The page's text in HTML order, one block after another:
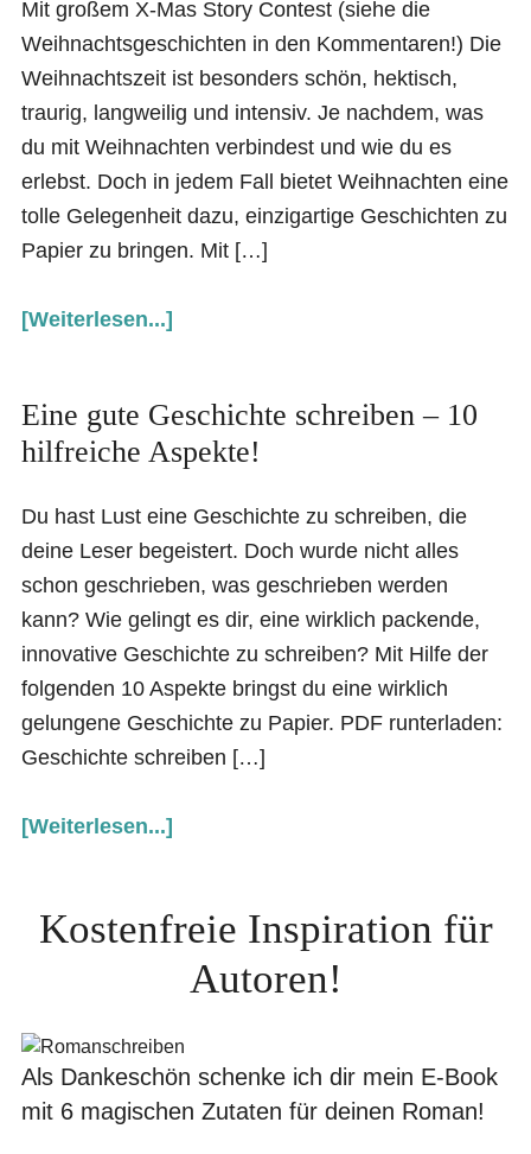
Mit großem X-Mas Story Contest (siehe die
Weihnachtsgeschichten in den Kommentaren!) Die
Weihnachtszeit ist besonders schön, hektisch,
traurig, langweilig und intensiv. Je nachdem, was
du mit Weihnachten verbindest und wie du es
erlebst. Doch in jedem Fall bietet Weihnachten eine
tolle Gelegenheit dazu, einzigartige Geschichten zu
Papier zu bringen. Mit […]
[Weiterlesen...]
Eine gute Geschichte schreiben – 10
hilfreiche Aspekte!
Du hast Lust eine Geschichte zu schreiben, die
deine Leser begeistert. Doch wurde nicht alles
schon geschrieben, was geschrieben werden
kann? Wie gelingt es dir, eine wirklich packende,
innovative Geschichte zu schreiben? Mit Hilfe der
folgenden 10 Aspekte bringst du eine wirklich
gelungene Geschichte zu Papier. PDF runterladen:
Geschichte schreiben […]
[Weiterlesen...]
Kostenfreie Inspiration für
Autoren!
Als Dankeschön schenke ich dir mein E-Book
mit 6 magischen Zutaten für deinen Roman!